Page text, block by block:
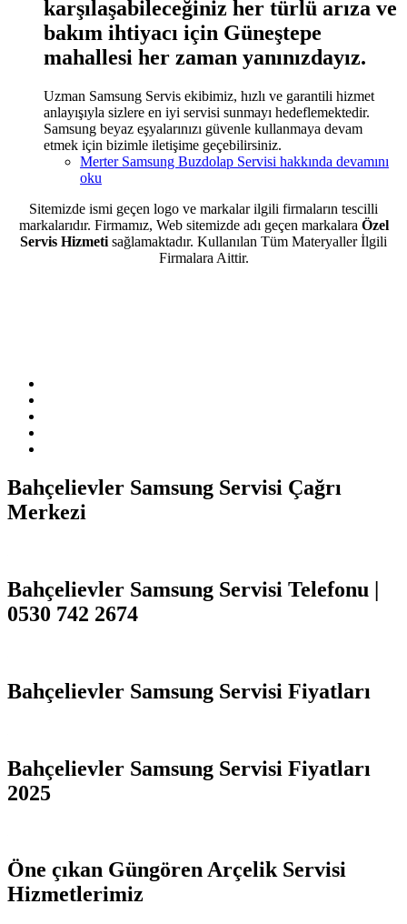
karşılaşabileceğiniz her türlü arıza ve
bakım ihtiyacı için Güneştepe
mahallesi her zaman yanınızdayız.
Uzman Samsung Servis ekibimiz, hızlı ve garantili hizmet
anlayışıyla sizlere en iyi servisi sunmayı hedeflemektedir.
Samsung beyaz eşyalarınızı güvenle kullanmaya devam
etmek için bizimle iletişime geçebilirsiniz.
Merter Samsung Buzdolap Servisi hakkında devamını
oku
Sitemizde ismi geçen logo ve markalar ilgili firmaların tescilli
markalarıdır. Firmamız, Web sitemizde adı geçen markalara Özel
Servis Hizmeti sağlamaktadır. Kullanılan Tüm Materyaller İlgili
Firmalara Aittir.
Bahçelievler Samsung Servisi Çağrı
Merkezi
Bahçelievler Samsung Servisi Telefonu |
0530 742 2674
Bahçelievler Samsung Servisi Fiyatları
Bahçelievler Samsung Servisi Fiyatları
2025
Öne çıkan Güngören Arçelik Servisi
Hizmetlerimiz